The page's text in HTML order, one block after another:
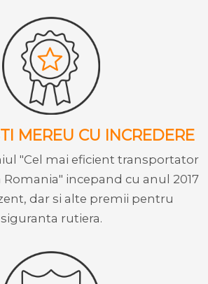
MEREU CU INCREDERE
"Cel mai eficient transportator
incepand cu anul 2017
dar si alte premii pentru
siguranta rutiera.